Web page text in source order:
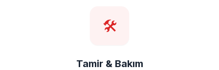
🛠️
Tamir & Bakım